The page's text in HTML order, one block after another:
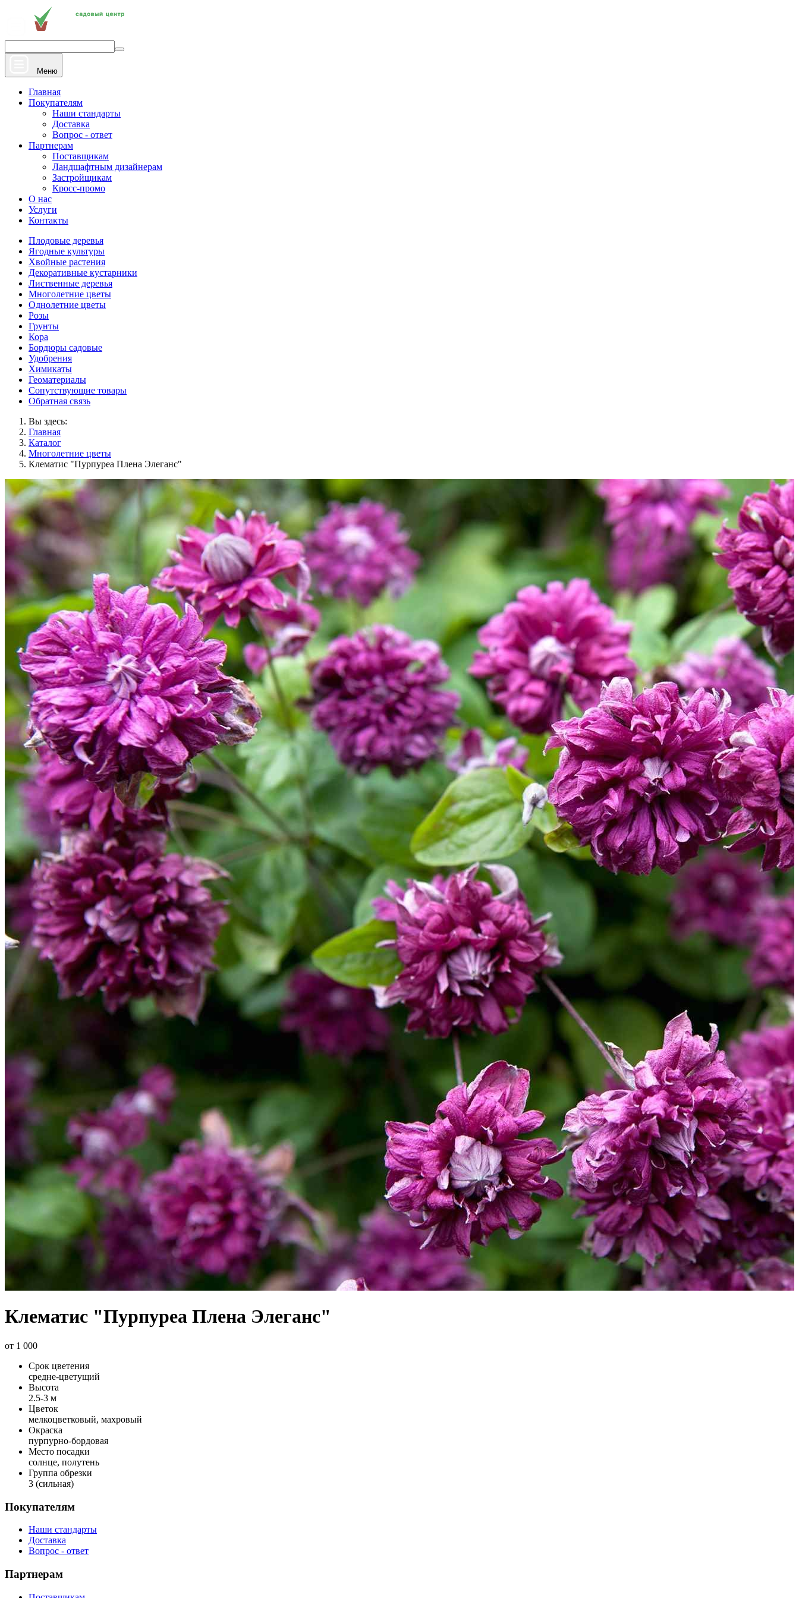
Меню
Главная
Покупателям
Наши стандарты
Доставка
Вопрос - ответ
Партнерам
Поставщикам
Ландшафтным дизайнерам
Застройщикам
Кросс-промо
О нас
Услуги
Контакты
Плодовые деревья
Ягодные культуры
Хвойные растения
Декоративные кустарники
Лиственные деревья
Многолетние цветы
Однолетние цветы
Розы
Грунты
Кора
Бордюры садовые
Удобрения
Химикаты
Геоматериалы
Сопутствующие товары
Обратная связь
Вы здесь:
Главная
Каталог
Многолетние цветы
Клематис "Пурпуреа Плена Элеганс"
Клематис "Пурпуреа Плена Элеганс"
от 1 000
Срок цветения
средне-цветущий
Высота
2.5-3 м
Цветок
мелкоцветковый, махровый
Окраска
пурпурно-бордовая
Место посадки
солнце, полутень
Группа обрезки
3 (сильная)
Покупателям
Наши стандарты
Доставка
Вопрос - ответ
Партнерам